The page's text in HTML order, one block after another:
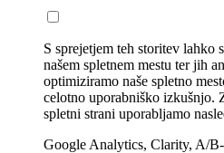
S sprejetjem teh storitev
našem spletnem mestu ter jih
optimiziramo naše spletno
celotno uporabniško izkušnjo.
spletni strani uporabljamo
Google Analytics, Clarity, A/